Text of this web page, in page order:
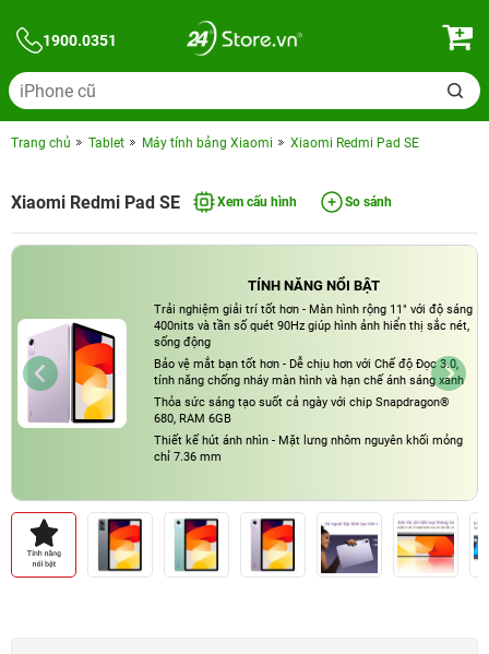
1900.0351
Trang chủ Tablet Máy tính bảng Xiaomi Xiaomi Redmi Pad SE
Xiaomi Redmi Pad SE Xem cấu hình So sánh
TÍNH NĂNG NỔI BẬT
Trải nghiệm giải trí tốt hơn - Màn hình rộng 11" với độ sáng
400nits và tần số quét 90Hz giúp hình ảnh hiển thị sắc nét,
sống động
Bảo vệ mắt bạn tốt hơn - Dễ chịu hơn với Chế độ Đọc 3.0,
tính năng chống nháy màn hình và hạn chế ánh sáng xanh
Thỏa sức sáng tạo suốt cả ngày với chip Snapdragon®
680, RAM 6GB
Thiết kế hút ánh nhìn - Mặt lưng nhôm nguyên khối mỏng
chỉ 7.36 mm